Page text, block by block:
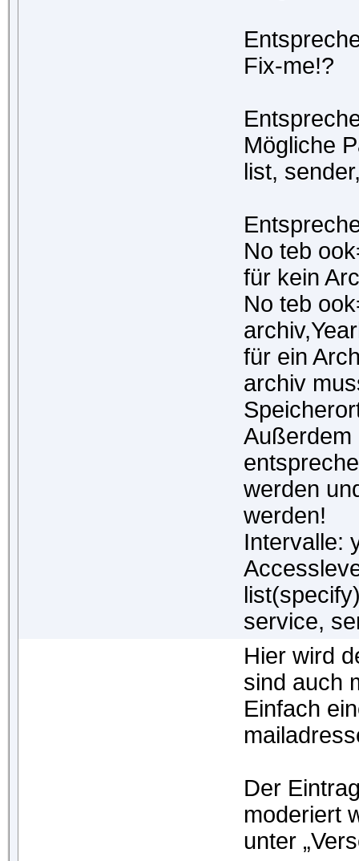
Fix-me!?
Mögliche
list,
No teb
für kein
No teb
für ein
archiv
Außerdem
werden
werden!
Intervalle:
service,
Hier wird
sind auch
Einfach
Der
moderiert
unter